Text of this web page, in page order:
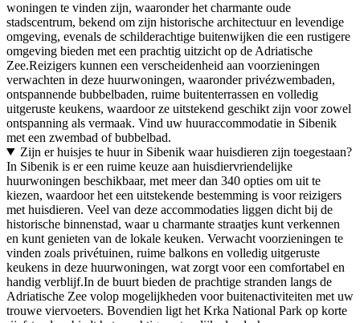
woningen te vinden zijn, waaronder het charmante oude
stadscentrum, bekend om zijn historische architectuur en levendige
omgeving, evenals de schilderachtige buitenwijken die een rustigere
omgeving bieden met een prachtig uitzicht op de Adriatische
Zee.Reizigers kunnen een verscheidenheid aan voorzieningen
verwachten in deze huurwoningen, waaronder privézwembaden,
ontspannende bubbelbaden, ruime buitenterrassen en volledig
uitgeruste keukens, waardoor ze uitstekend geschikt zijn voor zowel
ontspanning als vermaak. Vind uw huuraccommodatie in Sibenik
met een zwembad of bubbelbad.
Zijn er huisjes te huur in Sibenik waar huisdieren zijn toegestaan?
In Sibenik is er een ruime keuze aan huisdiervriendelijke
huurwoningen beschikbaar, met meer dan 340 opties om uit te
kiezen, waardoor het een uitstekende bestemming is voor reizigers
met huisdieren. Veel van deze accommodaties liggen dicht bij de
historische binnenstad, waar u charmante straatjes kunt verkennen
en kunt genieten van de lokale keuken. Verwacht voorzieningen te
vinden zoals privétuinen, ruime balkons en volledig uitgeruste
keukens in deze huurwoningen, wat zorgt voor een comfortabel en
handig verblijf.In de buurt bieden de prachtige stranden langs de
Adriatische Zee volop mogelijkheden voor buitenactiviteiten met uw
trouwe viervoeters. Bovendien ligt het Krka National Park op korte